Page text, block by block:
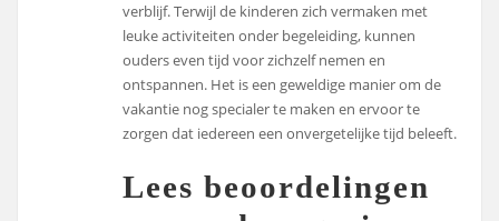
verblijf. Terwijl de kinderen zich vermaken met
leuke activiteiten onder begeleiding, kunnen
ouders even tijd voor zichzelf nemen en
ontspannen. Het is een geweldige manier om de
vakantie nog specialer te maken en ervoor te
zorgen dat iedereen een onvergetelijke tijd beleeft.
Lees beoordelingen